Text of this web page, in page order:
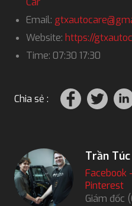
Email:
Website: https://
Time: 07:30 17:30
Chia sẻ :
Trần Túc
Facebook -
Pinterest
Giám đốc